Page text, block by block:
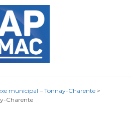
municipal – Tonnay-Charente >
Charente